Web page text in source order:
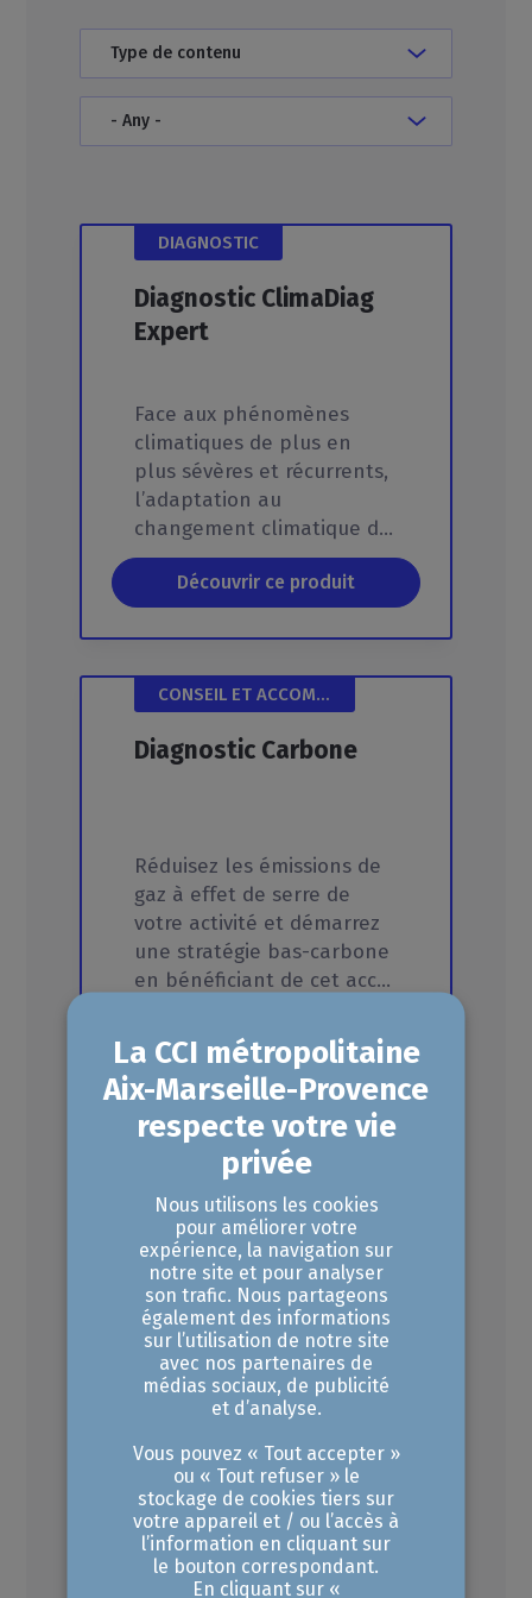
DIAGNOSTIC
Diagnostic ClimaDiag
Expert
Face aux phénomènes
climatiques de plus en
plus sévères et récurrents,
l’adaptation au
changement climatique devient un impératif stratégique pour les entreprises. Les exigences réglementaires (DUERP), les normes ISO et les impacts financiers associés (notation climat de la Banque centrale européenne, attentes des assureurs) conditionnent de plus en plus performance et résilience.
Découvrir ce produit
CONSEIL ET ACCOMPAGNEMENT
Diagnostic Carbone
Réduisez les émissions de
gaz à effet de serre de
votre activité et démarrez
une stratégie bas-carbone
en bénéficiant de cet accompagnement !
Découvrir ce produit
FORMATION
Référent Tourisme
Durable (valable pour
la labellisation Clef Verte)
Que vous soyez déjà
engagé dans une
démarche de
développement durable
Découvrir ce produit
Nous utilisons les cookies
pour améliorer votre
expérience, la navigation sur
notre site et pour analyser
son trafic. Nous partageons
également des informations
sur l’utilisation de notre site
avec nos partenaires de
médias sociaux, de publicité
et d’analyse.
Vous pouvez « Tout accepter »
ou « Tout refuser » le
stockage de cookies tiers sur
votre appareil et / ou l’accès à
l’information en cliquant sur
le bouton correspondant.
En cliquant sur «